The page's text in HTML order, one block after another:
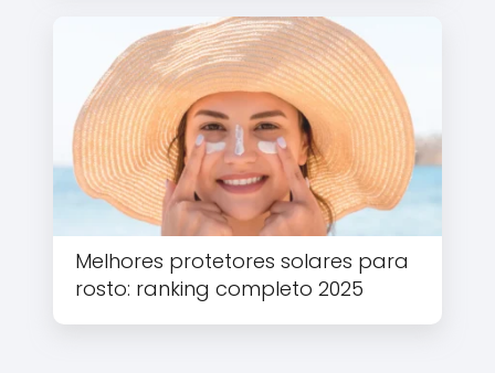
Melhores protetores solares para
rosto: ranking completo 2025